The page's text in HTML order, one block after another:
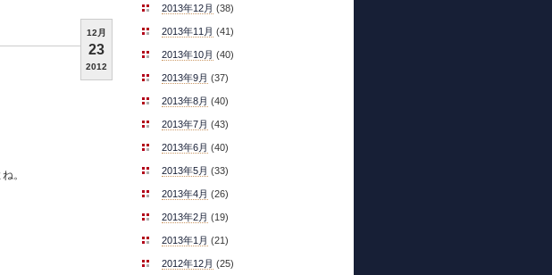
12月
23
2012
。
2013年12月 (38)
2013年11月 (41)
2013年10月 (40)
2013年9月 (37)
2013年8月 (40)
2013年7月 (43)
2013年6月 (40)
2013年5月 (33)
2013年4月 (26)
2013年2月 (19)
2013年1月 (21)
2012年12月 (25)